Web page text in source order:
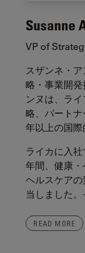
Susanne
VP of
スザンネ・
略・事業開
ンヌは、ラ
略、パート
年以上の国
ライカに入
年間、健康・
ヘルスケア
当しました
READ MORE